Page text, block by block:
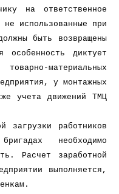
на ответственное
использованные при
быть возвращены
особенность диктует
материальных
у монтажных
учета движений ТМЦ
загрузки работников
необходимо
Расчет заработной
выполняется,